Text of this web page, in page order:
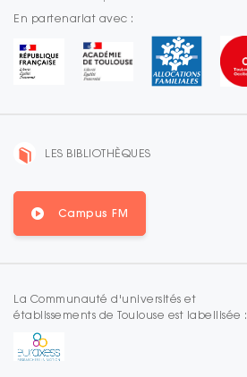
En partenariat avec :
LES BIBLIOTHÈQUES
Campus FM
La Communauté d'universités et
établissements de Toulouse est labellisée :